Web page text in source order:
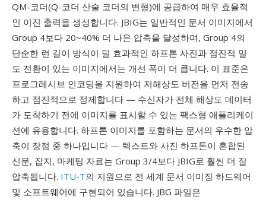
QM-코더(Q-코더 산술 코더의 변형)에 공급하여 매우 효율적
인 이진 출력을 생성합니다. JBIG는 일반적인 문서 이미지에서
Group 4보다 20~40% 더 나은 압축을 달성하며, Group 4의
단순한 런 길이 방식이 덜 효과적인 하프톤 사진과 점진적 밀
도 전환이 있는 이미지에서는 개선 폭이 더 큽니다. 이 표준은
프로그레시브 인코딩을 지원하여 저해상도 버전을 먼저 전송
하고 점진적으로 정제합니다 — 수신자가 전체 해상도 데이터
가 도착하기 전에 이미지를 표시할 수 있는 팩스형 애플리케이
션에 유용합니다. 하프톤 이미지를 포함하는 문서의 우수한 압
축이 장점 중 하나입니다 — 텍스트와 사진 하프톤이 혼합된
신문, 잡지, 마케팅 자료는 Group 3/4보다 JBIG로 훨씬 더 잘
압축됩니다. ITU-T의 지원으로 전 세계 문서 이미징 하드웨어
및 소프트웨어에 구현되어 있습니다. JBG 파일은